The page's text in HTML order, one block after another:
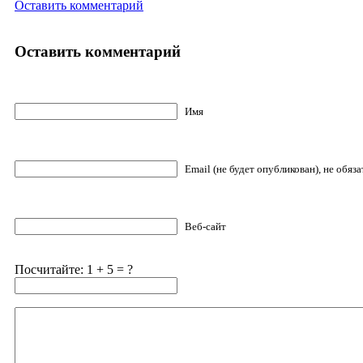
Оставить комментарий
Оставить комментарий
Имя
Email (не будет опубликован), не
Веб-сайт
Посчитайте: 1 + 5 = ?